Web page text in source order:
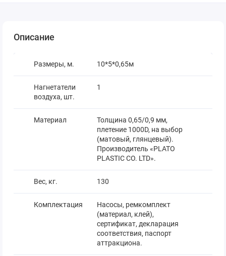
Описание
Размеры, м. 10*5*0,65м
Нагнетатели
воздуха, шт.
1
Материал
Толщина 0,65/0,9 мм,
плетение 1000D, на выбор
(матовый, глянцевый).
Производитель «PLATO
PLASTIC CO. LTD».
Вес, кг. 130
Комплектация
Насосы, ремкомплект
(материал, клей),
сертификат, декларация
соответствия, паспорт
аттракциона.